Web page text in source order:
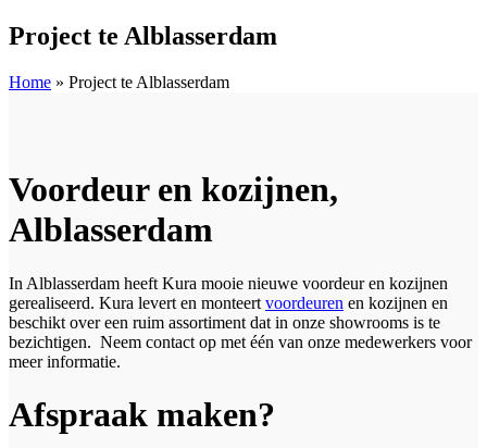
Project te Alblasserdam
Home » Project te Alblasserdam
Voordeur en kozijnen,
Alblasserdam
In Alblasserdam heeft Kura mooie nieuwe voordeur en kozijnen
gerealiseerd. Kura levert en monteert voordeuren en kozijnen en
beschikt over een ruim assortiment dat in onze showrooms is te
bezichtigen. Neem contact op met één van onze medewerkers voor
meer informatie.
Afspraak maken?